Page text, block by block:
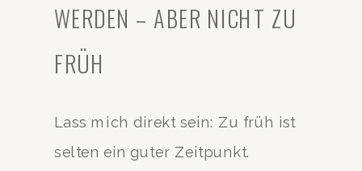
WERDEN – ABER NICHT ZU
FRÜH
Lass mich direkt sein: Zu früh ist
selten ein guter Zeitpunkt.